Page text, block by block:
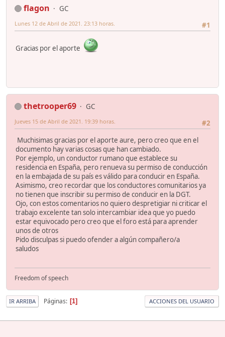
flagon
GC
#1
Lunes 12 de Abril de 2021. 23:13 horas.
Gracias por el aporte
thetrooper69
GC
#2
Jueves 15 de Abril de 2021. 19:39 horas.
Muchisimas gracias por el aporte aure, pero creo que en el
documento hay varias cosas que han cambiado.
Por ejemplo, un conductor rumano que establece su
residencia en España, pero renueva su permiso de conducción
en la embajada de su país es válido para conducir en España.
Asimismo, creo recordar que los conductores comunitarios ya
no tienen que inscribir su permiso de conducir en la DGT.
Ojo, con estos comentarios no quiero despretigiar ni criticar el
trabajo excelente tan solo intercambiar idea que yo puedo
estar equivocado pero creo que el foro está para aprender
unos de otros
Pido disculpas si puedo ofender a algún compañero/a
saludos
Freedom of speech
IR ARRIBA Páginas 1 ACCIONES DEL USUARIO